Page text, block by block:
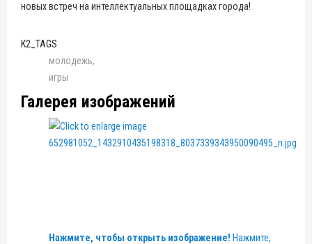
новых встреч на интеллектуальных площадках города!
K2_TAGS
молодежь
игры
Галерея изображений
Нажмите, чтобы открыть изображение! Нажмите,